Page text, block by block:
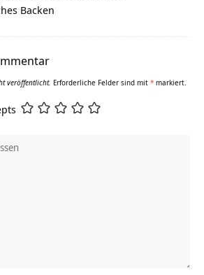
Backen
veröffentlicht. Erforderliche Felder sind mit * markiert.